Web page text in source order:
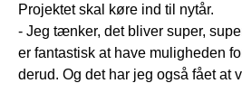
Projektet skal køre ind til nytår.
- Jeg tænker, det bliver super,
er fantastisk at have muligheden
derud. Og det har jeg også fået at